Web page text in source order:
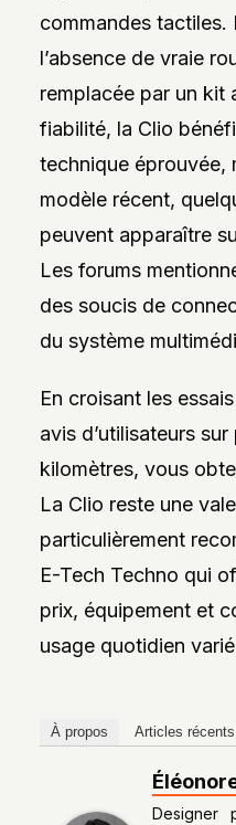
commandes tactiles.
l’absence de vraie
remplacée par un kit
fiabilité, la Clio
technique éprouvée,
modèle récent,
peuvent apparaître
Les forums
des soucis de
du système
En croisant les
avis d’utilisateurs
kilomètres, vous
La Clio reste une
particulièrement
E-Tech Techno qui
prix, équipement et
usage quotidien
À propos Articles récents
Designer